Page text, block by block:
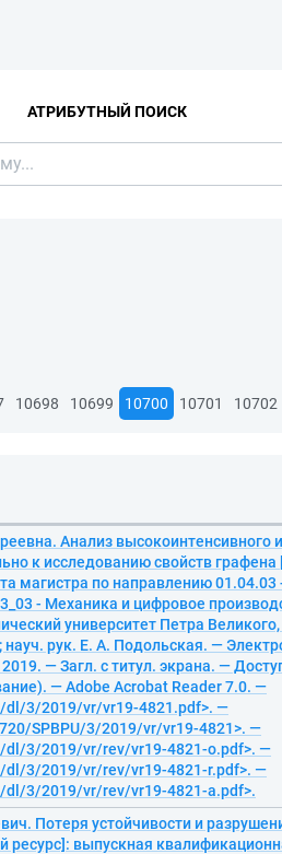
АТРИБУТНЫЙ ПОИСК
10698 10699 10700 10701 10702
Анализ высокоинтенсивного
к исследованию свойств
магистра по направлению
- Механика и цифровое
университет Петра
рук. Е. А. Подольская. —
— Загл. с титул. экрана. —
— Adobe Acrobat Reader 7.0. —
dl/3/2019/vr/vr19-4821.pdf>. —
SPBPU/3/2019/vr/vr19-4821>. —
dl/3/2019/vr/rev/vr19-4821-o.pdf>. —
dl/3/2019/vr/rev/vr19-4821-r.pdf>. —
dl/3/2019/vr/rev/vr19-4821-a.pdf>.
Потеря устойчивости и
ресурс]: выпускная